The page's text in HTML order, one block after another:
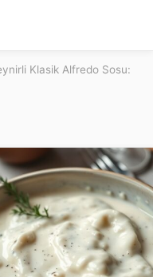
Klasik Alfredo Sosu: